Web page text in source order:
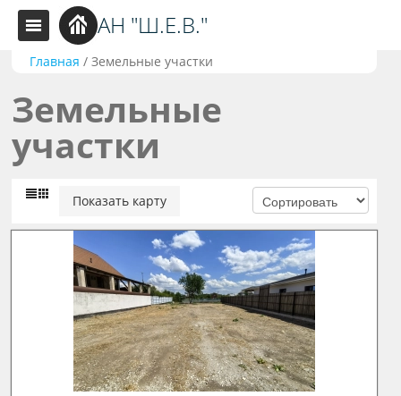
АН "Ш.Е.В."
Главная /Земельные участки
Земельные
участки
Показать карту